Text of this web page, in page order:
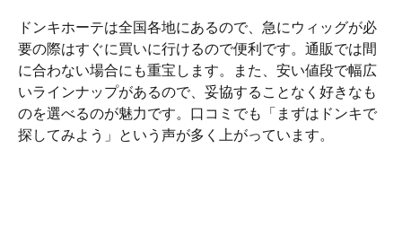
ドンキホーテは全国各地にあるので、急にウィッグが必
要の際はすぐに買いに行けるので便利です。通販では間
に合わない場合にも重宝します。また、安い値段で幅広
いラインナップがあるので、妥協することなく好きなも
のを選べるのが魅力です。口コミでも「まずはドンキで
探してみよう」という声が多く上がっています。